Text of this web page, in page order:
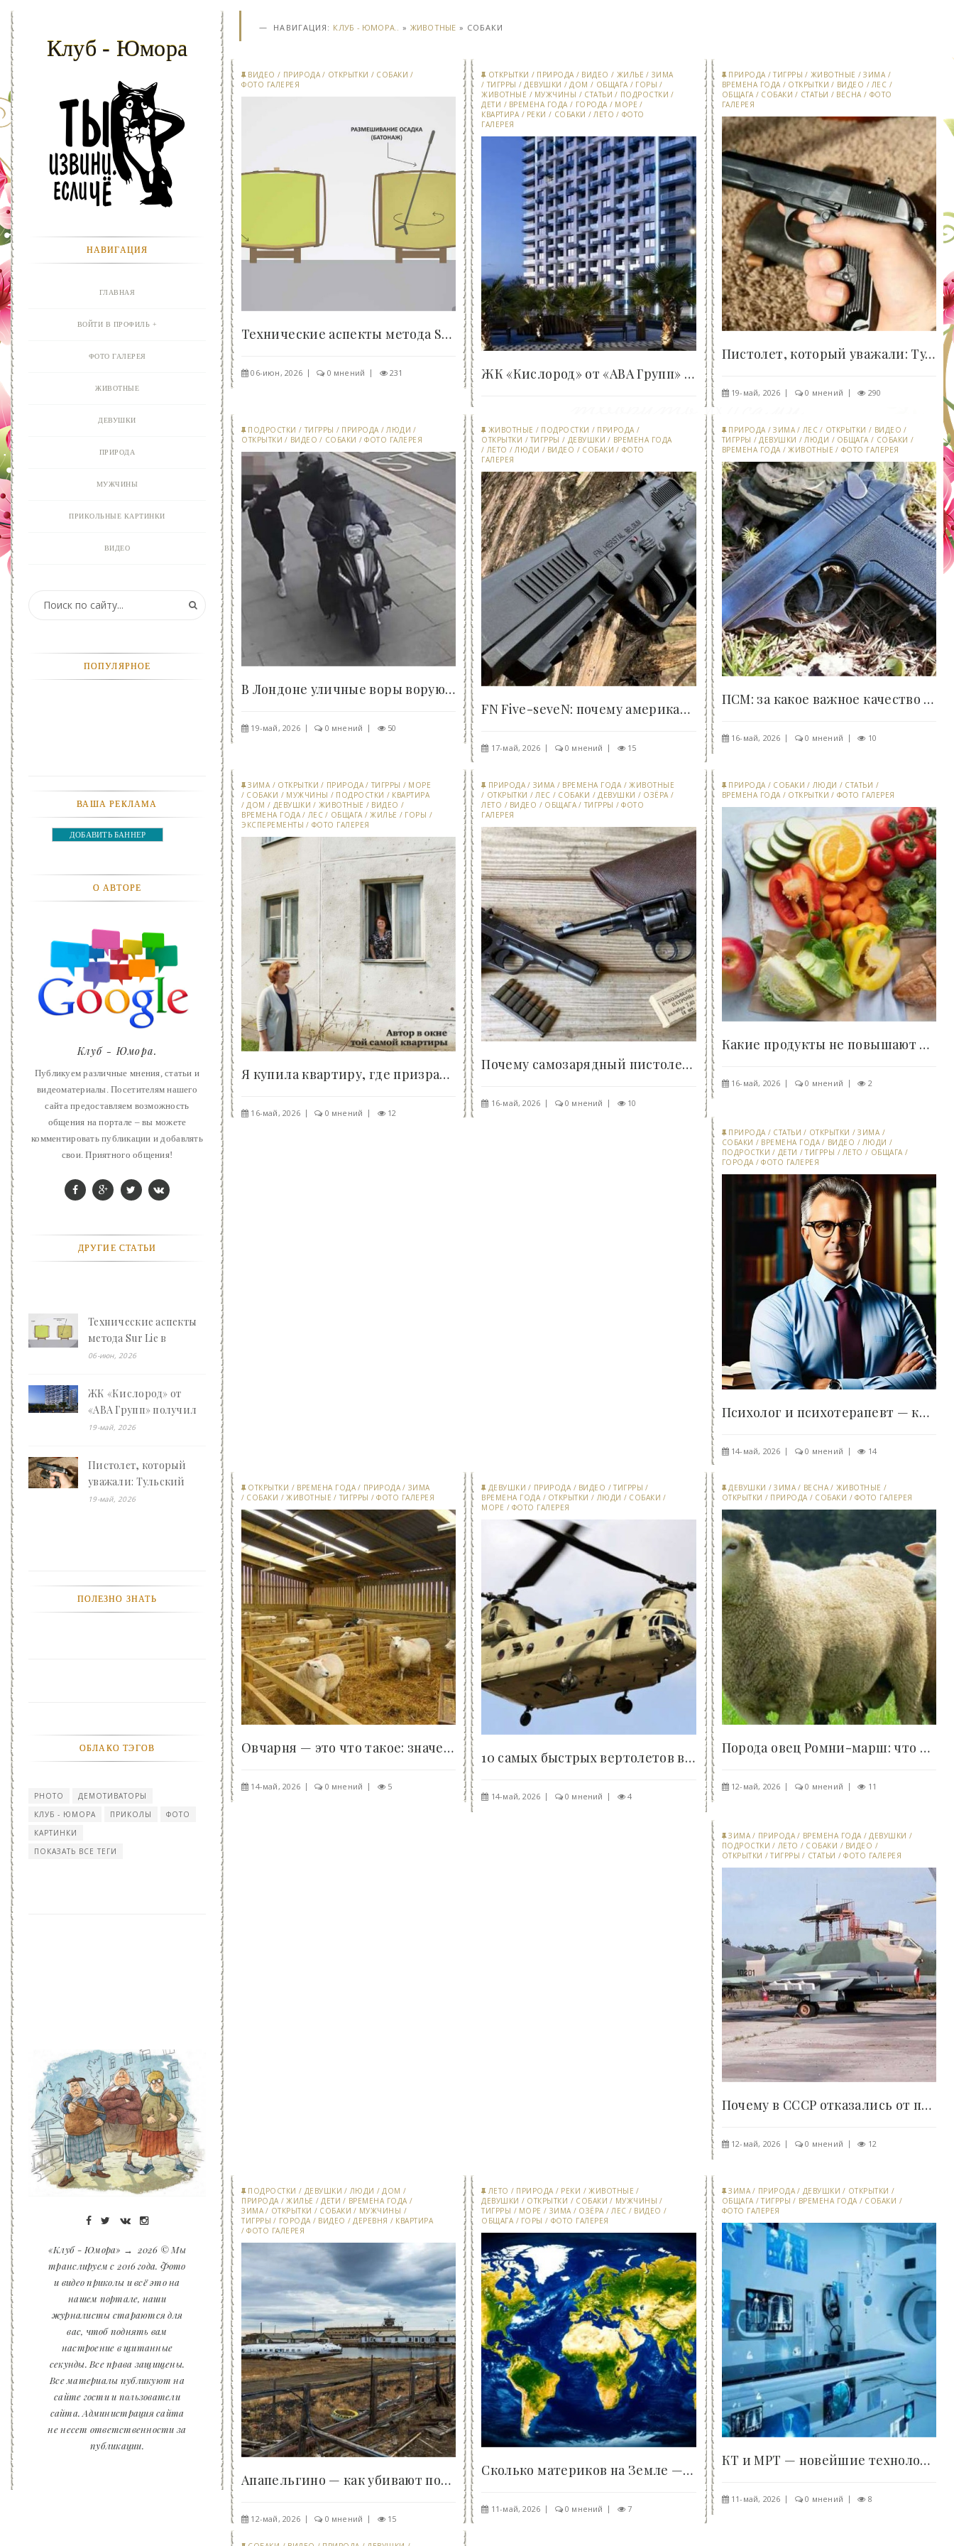
НАВИГАЦИЯ: КЛУБ - ЮМОРА.. » ЖИВОТНЫЕ » СОБАКИ
ВИДЕО / ПРИРОДА / ОТКРЫТКИ / СОБАКИ /
ФОТО ГАЛЕРЕЯ
Технические аспекты метода Sur Lie в энологии -..
06-июн, 2026 0 мнений 231
ОТКРЫТКИ / ПРИРОДА / ВИДЕО / ЖИЛЬЕ / ЗИМА
/ ТИГРРЫ /ДЕВУШКИ /ДОМ / ОБЩАГА / ГОРЫ /
ЖИВОТНЫЕ / МУЖЧИНЫ / СТАТЬИ / ПОДРОСТКИ /
ДЕТИ / ВРЕМЕНА ГОДА / ГОРОДА / МОРЕ /
КВАРТИРА / РЕКИ / СОБАКИ /ЛЕТО / ФОТО
ГАЛЕРЕЯ
ЖК «Кислород» от «АВА Групп» получил награду..
ПРИРОДА /ТИГРРЫ / ЖИВОТНЫЕ /ЗИМА /
ВРЕМЕНА ГОДА / ОТКРЫТКИ / ВИДЕО / ЛЕС /
ОБЩАГА / СОБАКИ / СТАТЬИ / ВЕСНА / ФОТО
ГАЛЕРЕЯ
Пистолет, который уважали: Тульский Токарев – не..
19-май, 2026 0 мнений 290
ПОДРОСТКИ / ТИГРРЫ / ПРИРОДА /ЛЮДИ /
ОТКРЫТКИ / ВИДЕО / СОБАКИ /ФОТО ГАЛЕРЕЯ
В Лондоне уличные воры воруют только iPhone -..
19-май, 2026 0 мнений 50
ЖИВОТНЫЕ / ПОДРОСТКИ / ПРИРОДА /
ОТКРЫТКИ / ТИГРРЫ / ДЕВУШКИ / ВРЕМЕНА ГОДА
/ ЛЕТО /ЛЮДИ / ВИДЕО / СОБАКИ / ФОТО
ГАЛЕРЕЯ
FN Five-seveN: почему американцы пытались..
17-май, 2026 0 мнений 15
ПРИРОДА /ЗИМА / ЛЕС / ОТКРЫТКИ / ВИДЕО /
ТИГРРЫ /ДЕВУШКИ /ЛЮДИ / ОБЩАГА / СОБАКИ /
ВРЕМЕНА ГОДА /ЖИВОТНЫЕ / ФОТО ГАЛЕРЕЯ
ПСМ: за какое важное качество сотрудники КГБ были..
16-май, 2026 0 мнений 10
ЗИМА / ОТКРЫТКИ / ПРИРОДА / ТИГРРЫ / МОРЕ
/ СОБАКИ / МУЖЧИНЫ / ПОДРОСТКИ / КВАРТИРА
/ДОМ / ДЕВУШКИ / ЖИВОТНЫЕ / ВИДЕО /
ВРЕМЕНА ГОДА / ЛЕС / ОБЩАГА /ЖИЛЬЕ / ГОРЫ /
ЭКСПЕРЕМЕНТЫ / ФОТО ГАЛЕРЕЯ
Я купила квартиру, где призрак убитого мужа..
16-май, 2026 0 мнений 12
ПРИРОДА / ЗИМА / ВРЕМЕНА ГОДА /ЖИВОТНЫЕ
/ ОТКРЫТКИ /ЛЕС / СОБАКИ /ДЕВУШКИ / ОЗЁРА /
ЛЕТО / ВИДЕО / ОБЩАГА / ТИГРРЫ /ФОТО
ГАЛЕРЕЯ
Почему самозарядный пистолет так и не смог..
16-май, 2026 0 мнений 10
ПРИРОДА / СОБАКИ / ЛЮДИ / СТАТЬИ /
ВРЕМЕНА ГОДА / ОТКРЫТКИ / ФОТО ГАЛЕРЕЯ
Какие продукты не повышают инсулин: на заметку..
16-май, 2026 0 мнений 2
ПРИРОДА / СТАТЬИ / ОТКРЫТКИ /ЗИМА /
СОБАКИ / ВРЕМЕНА ГОДА / ВИДЕО / ЛЮДИ /
ПОДРОСТКИ / ДЕТИ /ТИГРРЫ / ЛЕТО / ОБЩАГА /
ГОРОДА /ФОТО ГАЛЕРЕЯ
Психолог и психотерапевт — кто они, и чем..
14-май, 2026 0 мнений 14
ОТКРЫТКИ / ВРЕМЕНА ГОДА / ПРИРОДА / ЗИМА
/ СОБАКИ /ЖИВОТНЫЕ / ТИГРРЫ /ФОТО ГАЛЕРЕЯ
Овчарня — это что такое: значение и требования -..
14-май, 2026 0 мнений 5
ДЕВУШКИ / ПРИРОДА / ВИДЕО /ТИГРРЫ /
ВРЕМЕНА ГОДА / ОТКРЫТКИ / ЛЮДИ / СОБАКИ /
МОРЕ / ФОТО ГАЛЕРЕЯ
10 самых быстрых вертолетов в мире: на грани..
14-май, 2026 0 мнений 4
ДЕВУШКИ /ЗИМА / ВЕСНА / ЖИВОТНЫЕ /
ОТКРЫТКИ / ПРИРОДА / СОБАКИ / ФОТО ГАЛЕРЕЯ
Порода овец Ромни-марш: что собой представляет -..
12-май, 2026 0 мнений 11
ЗИМА / ПРИРОДА / ВРЕМЕНА ГОДА / ДЕВУШКИ /
ПОДРОСТКИ / ЛЕТО / СОБАКИ / ВИДЕО /
ОТКРЫТКИ /ТИГРРЫ / СТАТЬИ /ФОТО ГАЛЕРЕЯ
Почему в СССР отказались от производства..
12-май, 2026 0 мнений 12
ПОДРОСТКИ / ДЕВУШКИ / ЛЮДИ / ДОМ /
ПРИРОДА /ЖИЛЬЕ / ДЕТИ / ВРЕМЕНА ГОДА /
ЗИМА / ОТКРЫТКИ / СОБАКИ / МУЖЧИНЫ /
ТИГРРЫ / ГОРОДА / ВИДЕО / ДЕРЕВНЯ / КВАРТИРА
/ФОТО ГАЛЕРЕЯ
Апапельгино — как убивают поселки на Чукотке -..
12-май, 2026 0 мнений 15
ЛЕТО / ПРИРОДА / РЕКИ /ЖИВОТНЫЕ /
ДЕВУШКИ / ОТКРЫТКИ / СОБАКИ / МУЖЧИНЫ /
ТИГРРЫ / МОРЕ / ЗИМА / ОЗЁРА / ЛЕС / ВИДЕО /
ОБЩАГА / ГОРЫ / ФОТО ГАЛЕРЕЯ
Сколько материков на Земле — 6 или 7? Разбираемся..
11-май, 2026 0 мнений 7
ЗИМА / ПРИРОДА / ДЕВУШКИ / ОТКРЫТКИ /
ОБЩАГА /ТИГРРЫ / ВРЕМЕНА ГОДА / СОБАКИ /
ФОТО ГАЛЕРЕЯ
КТ и МРТ — новейшие технологии визуализации для..
11-май, 2026 0 мнений 8
Клуб - Юмора
НАВИГАЦИЯ
ГЛАВНАЯ
ВОЙТИ В ПРОФИЛЬ
ФОТО ГАЛЕРЕЯ
ЖИВОТНЫЕ
ДЕВУШКИ
ПРИРОДА
МУЖЧИНЫ
ПРИКОЛЬНЫЕ КАРТИНКИ
ВИДЕО
ОТКРЫТКИ
ПОДРОСТКИ
ГОРОДА
ЖИЛЬЕ
ЗВЕЗДЫ
ART
ФАНТАСТИКА
КОНТАКТЫ
РЕКЛАМА У НАС
ПОПУЛЯРНОЕ
ВАША РЕКЛАМА
ДОБАВИТЬ БАННЕР
О АВТОРЕ
Клуб - Юмора.
Публикуем различные мнения, статьи и
видеоматериалы. Посетителям нашего
сайта предоставляем возможность
общения на портале – вы можете
комментировать публикации и добавлять
свои. Приятного общения!
ДРУГИЕ СТАТЬИ
Технические аспекты
метода Sur Lie в
энологии - «Клуб -
06-июн, 2026
ЖК «Кислород» от
«АВА Групп» получил
награду
конкурса: как Ваган
Арсенович Арутюнян
преображает Сочи -
19-май, 2026
Пистолет, который
уважали: Тульский
Токарев – не оружие, а
19-май, 2026
ПОЛЕЗНО ЗНАТЬ
ОБЛАКО ТЭГОВ
PHOTO
ДЕМОТИВАТОРЫ
КЛУБ - ЮМОРА
ПРИКОЛЫ
ФОТО
КАРТИНКИ
ПОКАЗАТЬ ВСЕ ТЕГИ
«Клуб - Юмора» → 2026 © Мы
транслируем с 2016 года. Фото
и видео приколы и всё это на
нашем портале, наши
журналисты стараются для
вас, чтоб поднять вам
настроение в щитанные
секунды. Все права защищены.
Все материалы публикуют на
сайте гости и пользователи
сайта. Администрация сайта
не несет ответственности за
публикации.